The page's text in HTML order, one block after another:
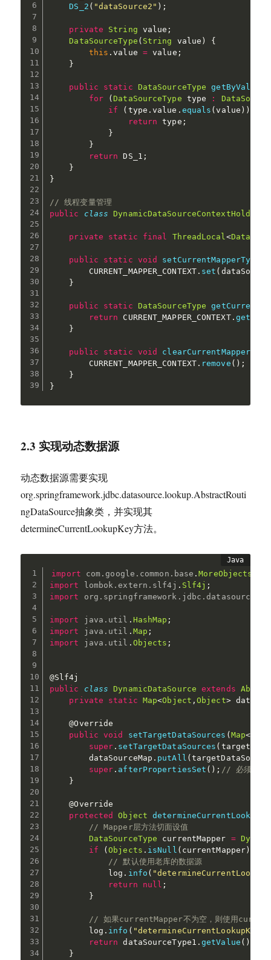
DS_2 ( "dataSource2" ) ;
private String value ;
DataSourceType ( String value )
{
this .value = value ;
}
public static DataSourceType getByValue
for
(DataSourceType type :
if
( type .value . equals (value ) )
return type ;
}
}
return DS_1 ;
}
}
// 线程变量管理
public
class DynamicDataSourceContextHolder
private static final ThreadLocal <
public static void setCurrentMapperType
        CURRENT_MAPPER_CONTEXT
. set (
}
public static DataSourceType
return CURRENT_MAPPER_CONTEXT. get
}
public static void clearCurrentMapperType
        CURRENT_MAPPER_CONTEXT
. remove ( ) ;
}
}
2.3 实现动态数据源
动态数据源需要实现
org.springframework.jdbc.datasource.lookup.AbstractRouti
ngDataSource抽象类，并实现其
determineCurrentLookupKey方法。
import com .google . common . base .MoreObjects
import
lombok .extern . slf4j . Slf4j ;
import
org . springframework . jdbc .datasource
import java . util . HashMap ;
import
java . util . Map ;
import
java . util . Objects ;
@Slf4j
public
class DynamicDataSource extends
private
static Map<Object ,Object>
@Override
public
void setTargetDataSources ( Map<
super . setTargetDataSources (
        dataSourceMap
. putAll (
super . afterPropertiesSet ( ) ; // 必须添加
}
@Override
protected
Object
// Mapper层方法切面设值
DataSourceType currentMapper =
if
(Objects . isNull ( currentMapper )
// 默认使用老库的数据源
            log
. info (
return
null ;
}
// 如果currentMapper不为空，则使用
        log
. info (
return dataSourceType1 .getValue ( )
}